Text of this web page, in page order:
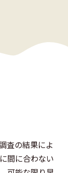
査の結果によ
間に合わない